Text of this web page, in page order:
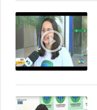
play_circle_outline